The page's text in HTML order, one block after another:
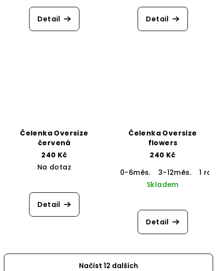
Detail
hodnocení
produktu
Detail
Čelenka Oversize
červená
240 Kč
Na dotaz
Detail
Čelenka Oversize
flowers
240 Kč
0-6měs.
3-12měs.
1
Skladem
Detail
Načíst 12 dalších